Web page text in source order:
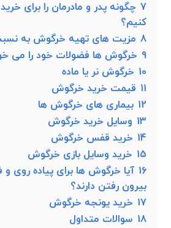
7 چگونه پدر و مادرمان را برای
کنیم؟
8 مزیت های تهیه خرگوش به
9 خرگوش ها فضولات خود را می
10 خرگوش نر یا ماده
11 قیمت خرید خرگوش
12 بیماری های خرگوش ها
13 وسایل خرید خرگوش
14 خرید قفس خرگوش
15 خرید وسایل بازی خرگوش
16 آیا خرگوش ها برای پیاده روی و
بیرون رفتن دارند؟
17 خرید یونجه خرگوش
18 سوالات متداول